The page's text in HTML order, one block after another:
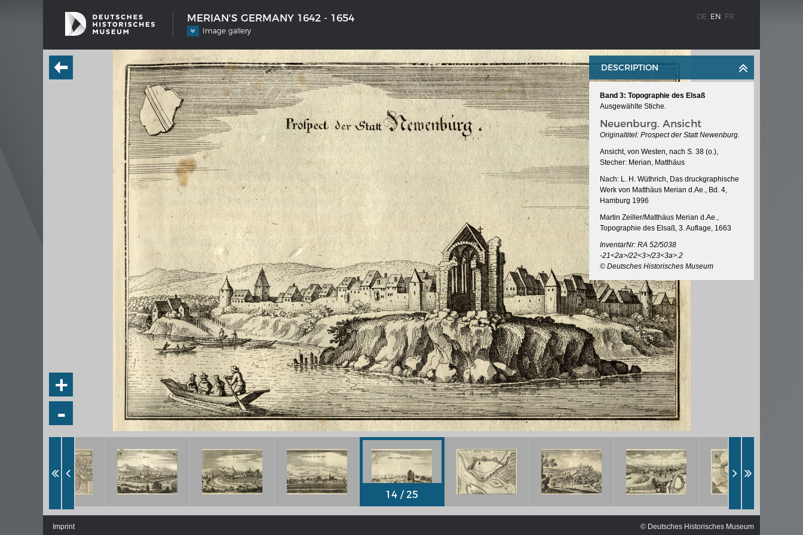
MERIAN'S GERMANY 1642 - 1654
Image gallery
DE EN FR
Milestones in the history of European
MERIAN'S GERMANY 1642 - 1654
Interaktive Karte
Image gallery
Imprint
Wissenswert
THE RHINE FROM BASEL TO KOBLENZ
Entirely new depiction of the Rhine river
1794
Details of the historical map
French-German history alongside the
Rhine
Chronologie der deutsch-französischen
Geschichte
WEIMAR: THE ESSENCE AND VALUE OF
DEMOCRACY
Government programme
+
-
DESCRIPTION
Band 3: Topographie des Elsaß
Ausgewählte Stiche.
Neuenburg. Ansicht
Originaltitel: Prospect der Statt Newenburg.
Ansicht, von Westen, nach S. 38 (o.),
Stecher: Merian, Matthäus
Nach: L. H. Wüthrich, Das druckgraphische
Werk von Matthäus Merian d.Ae., Bd. 4,
Hamburg 1996
Martin Zeiller/Matthäus Merian d.Ae.,
Topographie des Elsaß, 3. Auflage, 1663
InventarNr: RA 52/5038
-21<2a>/22<3>/23<3a>.2
© Deutsches Historisches Museum
Imprint © Deutsches Historisches Museum